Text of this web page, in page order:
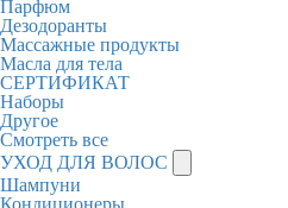
Парфюм
Дезодоранты
Массажные продукты
Масла для тела
СЕРТИФИКАТ
Наборы
Другое
Смотреть все
УХОД ДЛЯ ВОЛОС
Шампуни